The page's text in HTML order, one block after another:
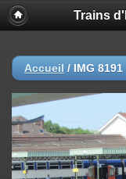
Trains
Accueil / IMG 8191